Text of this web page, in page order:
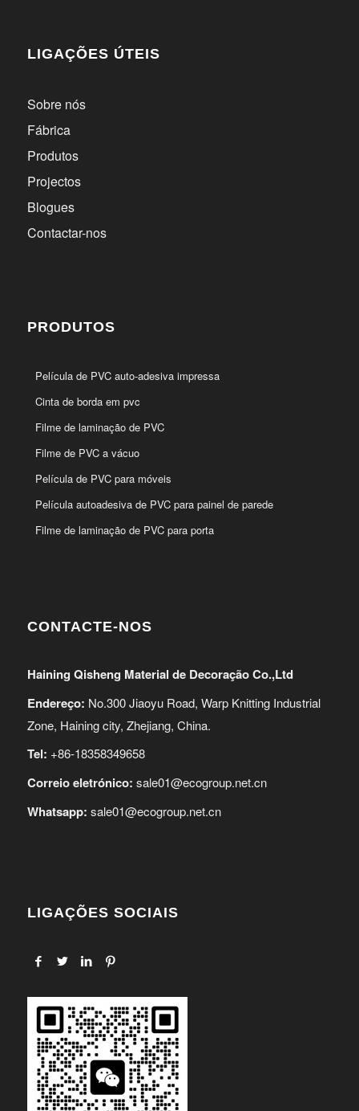
LIGAÇÕES ÚTEIS
Sobre nós
Fábrica
Produtos
Projectos
Blogues
Contactar-nos
PRODUTOS
Película de PVC auto-adesiva impressa
Cinta de borda em pvc
Filme de laminação de PVC
Filme de PVC a vácuo
Película de PVC para móveis
Película autoadesiva de PVC para painel de parede
Filme de laminação de PVC para porta
CONTACTE-NOS
Haining Qisheng Material de Decoração Co.,Ltd
Endereço: No.300 Jiaoyu Road, Warp Knitting Industrial
Zone, Haining city, Zhejiang, China.
Tel: +86-18358349658
Correio eletrónico: sale01@ecogroup.net.cn
Whatsapp: sale01@ecogroup.net.cn
LIGAÇÕES SOCIAIS